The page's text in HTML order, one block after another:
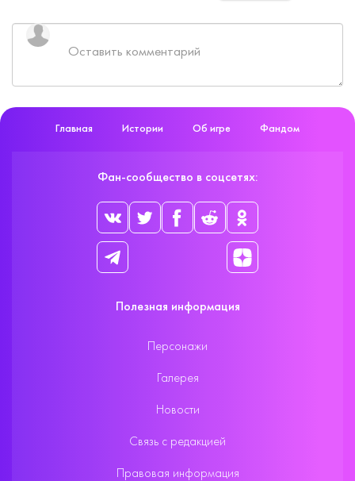
Главная Истории Об игре Фандом
Фан-сообщество в соцсетях:
Полезная информация
Персонажи
Галерея
Новости
Связь с редакцией
Правовая информация